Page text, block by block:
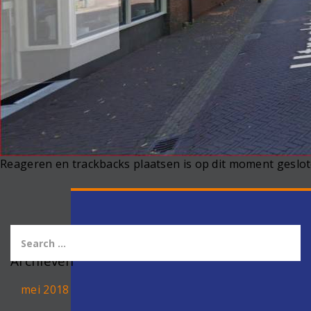
Reageren en trackbacks plaatsen is op dit moment
Archieven
mei 2018